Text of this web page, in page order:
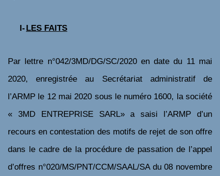
I- LES FAITS
Par lettre n°042/3MD/DG/SC/2020 en date du 11 mai
2020, enregistrée au Secrétariat administratif de
l’ARMP le 12 mai 2020 sous le numéro 1600, la société
« 3MD ENTREPRISE SARL» a saisi l’ARMP d’un
recours en contestation des motifs de rejet de son offre
dans le cadre de la procédure de passation de l’appel
d’offres n°020/MS/PNT/CCM/SAAL/SA du 08 novembre